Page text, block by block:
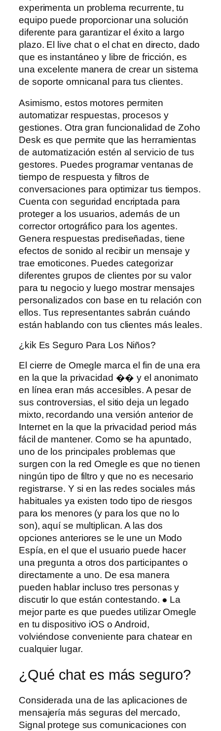
experimenta un problema recurrente, tu
equipo puede proporcionar una solución
diferente para garantizar el éxito a largo
plazo. El live chat o el chat en directo, dado
que es instantáneo y libre de fricción, es
una excelente manera de crear un sistema
de soporte omnicanal para tus clientes.
Asimismo, estos motores permiten
automatizar respuestas, procesos y
gestiones. Otra gran funcionalidad de Zoho
Desk es que permite que las herramientas
de automatización estén al servicio de tus
gestores. Puedes programar ventanas de
tiempo de respuesta y filtros de
conversaciones para optimizar tus tiempos.
Cuenta con seguridad encriptada para
proteger a los usuarios, además de un
corrector ortográfico para los agentes.
Genera respuestas prediseñadas, tiene
efectos de sonido al recibir un mensaje y
trae emoticones. Puedes categorizar
diferentes grupos de clientes por su valor
para tu negocio y luego mostrar mensajes
personalizados con base ​​en tu relación con
ellos. Tus representantes sabrán cuándo
están hablando con tus clientes más leales.
¿kik Es Seguro Para Los Niños?
El cierre de Omegle marca el fin de una era
en la que la privacidad �� y el anonimato
en línea eran más accesibles. A pesar de
sus controversias, el sitio deja un legado
mixto, recordando una versión anterior de
Internet en la que la privacidad period más
fácil de mantener. Como se ha apuntado,
uno de los principales problemas que
surgen con la red Omegle es que no tienen
ningún tipo de filtro y que no es necesario
registrarse. Y si en las redes sociales más
habituales ya existen todo tipo de riesgos
para los menores (y para los que no lo
son), aquí se multiplican. A las dos
opciones anteriores se le une un Modo
Espía, en el que el usuario puede hacer
una pregunta a otros dos participantes o
directamente a uno. De esa manera
pueden hablar incluso tres personas y
discutir lo que están contestando. ● La
mejor parte es que puedes utilizar Omegle
en tu dispositivo iOS o Android,
volviéndose conveniente para chatear en
cualquier lugar.
¿Qué chat es más seguro?
Considerada una de las aplicaciones de
mensajería más seguras del mercado,
Signal protege sus comunicaciones con